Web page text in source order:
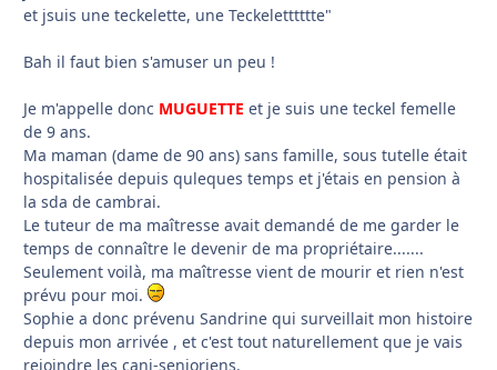
et jsuis une teckelette, une Teckeletttttte"
Bah il faut bien s'amuser un peu !
Je m'appelle donc MUGUETTE et je suis une teckel femelle
de 9 ans.
Ma maman (dame de 90 ans) sans famille, sous tutelle était
hospitalisée depuis quleques temps et j'étais en pension à
la sda de cambrai.
Le tuteur de ma maîtresse avait demandé de me garder le
temps de connaître le devenir de ma propriétaire.......
Seulement voilà, ma maîtresse vient de mourir et rien n'est
prévu pour moi.
Sophie a donc prévenu Sandrine qui surveillait mon histoire
depuis mon arrivée , et c'est tout naturellement que je vais
rejoindre les cani-senioriens.